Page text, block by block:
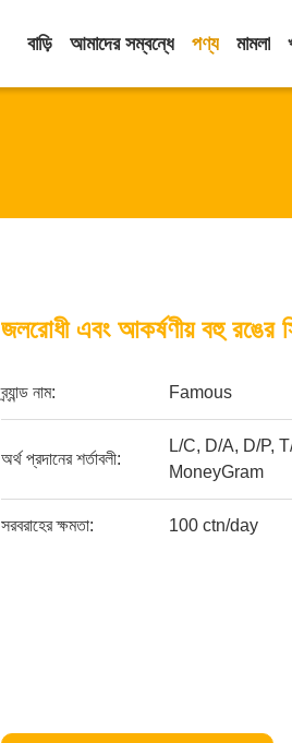
বাড়ি আমাদের সম্বন্ধে পণ্য মামলা
জলরোধী এবং আকর্ষণীয় বহু রঙের
ব্র্যান্ড নাম: Famous
অর্থ প্রদানের শর্তাবলী:
L/C, D/A, D/P,
MoneyGram
সরবরাহের ক্ষমতা: 100 ctn/day